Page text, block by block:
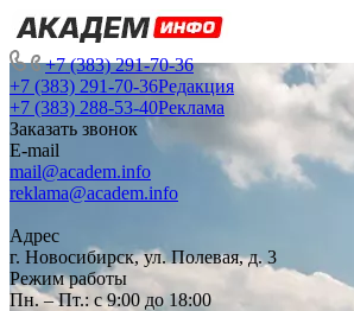
+7 (383) 291-70-36
+7 (383) 291-70-36Редакция
+7 (383) 288-53-40Реклама
Заказать звонок
E-mail
mail@academ.info
reklama@academ.info
Адрес
г. Новосибирск, ул. Полевая, д. 3
Режим работы
Пн. – Пт.: с 9:00 до 18:00